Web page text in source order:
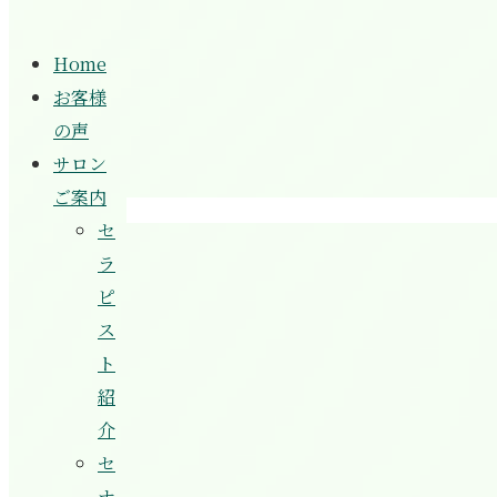
Home
お客様
の声
サロン
ご案内
セ
ラ
ピ
ス
ト
紹
介
セ